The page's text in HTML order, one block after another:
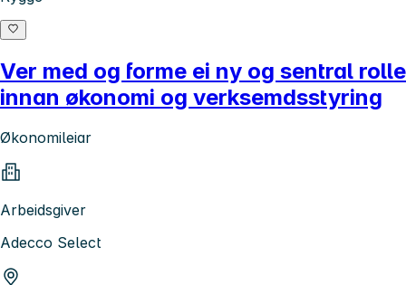
Ver med og forme ei ny og sentral rolle
innan økonomi og verksemdsstyring
Økonomileiar
Arbeidsgiver
Adecco Select